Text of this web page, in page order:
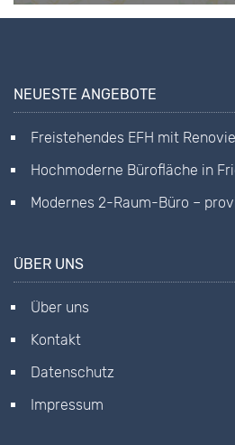
NEUESTE ANGEBOTE
Freistehendes EFH mit
Hochmoderne Bürofläche in
Modernes 2-Raum-Büro –
ÜBER UNS
Über uns
Kontakt
Datenschutz
Impressum